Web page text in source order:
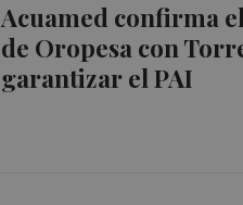
Acuamed confirma
de Oropesa con
garantizar el PAI